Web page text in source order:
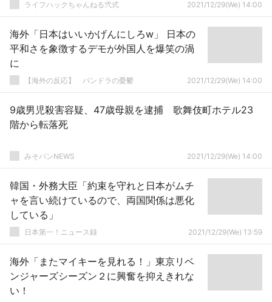
ライフハックちゃんねる弐式 2021/12/29(We) 14:00
海外「日本はいいかげんにしろw」 日本の
平和さを象徴するデモが外国人を爆笑の渦
に
【海外の反応】 パンドラの憂鬱 2021/12/29(We) 14:00
9歳男児殺害容疑、47歳母親を逮捕 歌舞伎町ホテル23
階から転落死
みそパンNEWS 2021/12/29(We) 14:00
韓国・外務大臣「約束を守れと日本がムチ
ャを言い続けているので、両国関係は悪化
している」
日本第一！ニュース録 2021/12/29(We) 13:59
海外「またマイキーを見れる！」東京リベ
ンジャーズシーズン２に興奮を抑えきれな
い！